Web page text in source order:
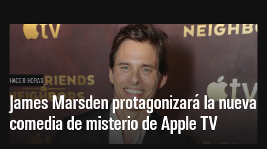
HACE 8 HORAS
James Marsden protagonizará la nueva
comedia de misterio de Apple TV